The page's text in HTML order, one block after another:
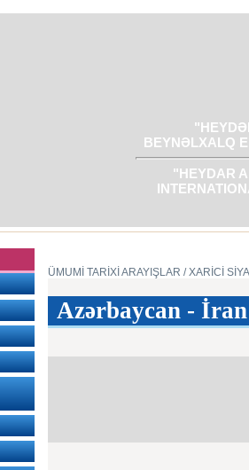
BEYNƏLXALQ
"HEYDAR
ÜMUMİ TARİXİ ARAYIŞLAR / XARİCİ
Azərbaycan -